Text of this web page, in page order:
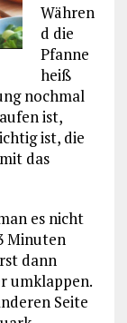
Währen
d die
Pfanne
heiß
nochmal
ist,
ist, die
das
es nicht
Minuten
dann
umklappen.
Seite